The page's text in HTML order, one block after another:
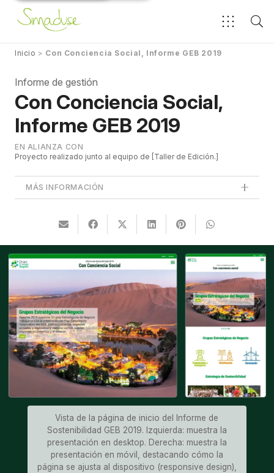
Inicio > Con Conciencia Social, Informe GEB 2019
Informe de gestión
Con Conciencia Social,
Informe GEB 2019
EN ALIANZA CON
Proyecto realizado junto al equipo de Taller de Edición.
MÁS INFORMACIÓN
Vista de la página de inicio del Informe de
Sostenibilidad GEB 2019. Izquierda: muestra la
presentación en desktop. Derecha: muestra la
presentación en móvil, destacando cómo la
página se ajusta al dispositivo (responsive design),